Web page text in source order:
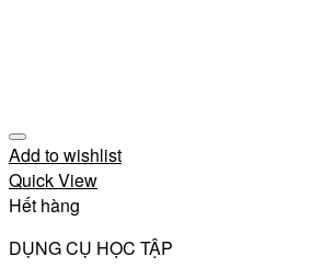
Add to wishlist
Quick View
Hết hàng
DỤNG CỤ HỌC TẬP